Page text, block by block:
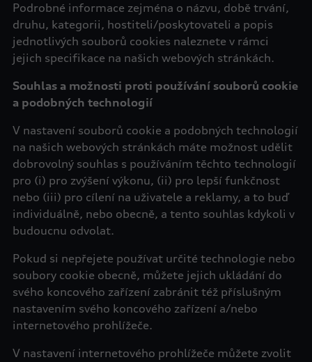
Podrobné informace zejména o názvu, době trvání,
druhu, kategorii, hostiteli/poskytovateli a popis
jednotlivých souborů cookies naleznete v rámci
jejich specifikace na našich webových stránkách.
Souhlas a možnosti proti používání souborů cookie
a podobných technologií
V nastavení souborů cookie a podobných technologií
na našich webových stránkách máte možnost udělit
dobrovolný souhlas s používáním těchto technologií
pro (i) pro zvýšení výkonu, (ii) pro lepší funkčnost
nebo (iii) pro cílení na uživatele a reklamy, a to buď
individuálně, nebo obecně, a tento souhlas kdykoli v
budoucnu odvolat.
Pokud si nepřejete používat určité technologie nebo
soubory cookie obecně, můžete jejich ukládání do
svého koncového zařízení zabránit též příslušným
nastavením svého koncového zařízení a/nebo
internetového prohlížeče.
V nastavení internetového prohlížeče můžete zvolit